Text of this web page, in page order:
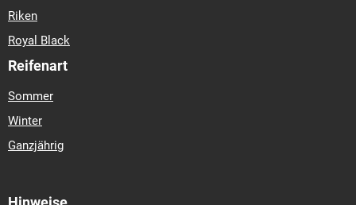
Riken
Royal Black
Reifenart
Sommer
Winter
Ganzjährig